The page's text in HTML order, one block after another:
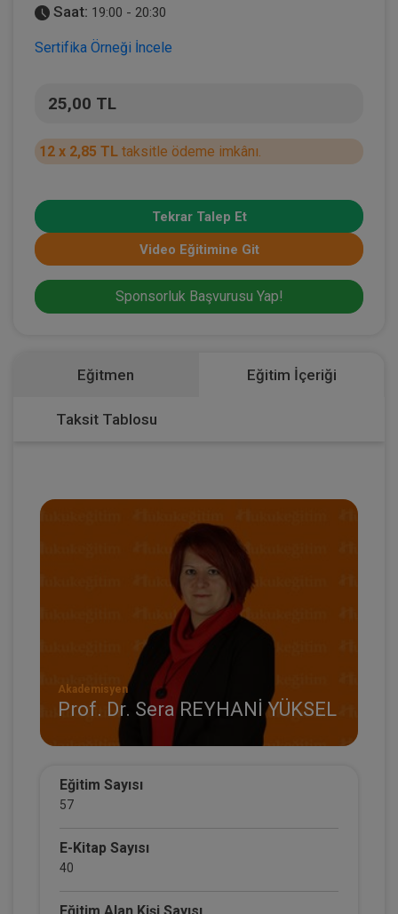
Saat: 19:00 - 20:30
Sertifika Örneği İncele
25,00 TL
12 x 2,85 TL taksitle ödeme imkânı.
Tekrar Talep Et
Video Eğitimine Git
Sponsorluk Başvurusu Yap!
Eğitmen Eğitim İçeriği
Taksit Tablosu
Akademisyen
Prof. Dr. Sera REYHANİ YÜKSEL
Eğitim Sayısı
57
E-Kitap Sayısı
40
Eğitim Alan Kişi Sayısı